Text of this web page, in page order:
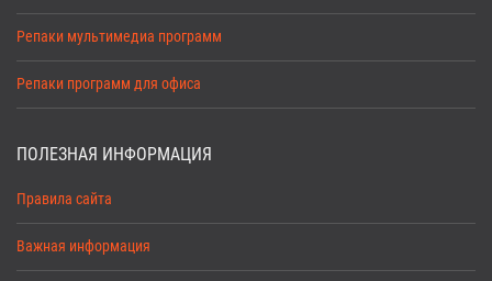
Репаки мультимедиа программ
Репаки программ для офиса
ПОЛЕЗНАЯ ИНФОРМАЦИЯ
Правила сайта
Важная информация